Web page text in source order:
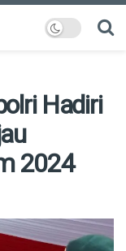
Hadiri
2024